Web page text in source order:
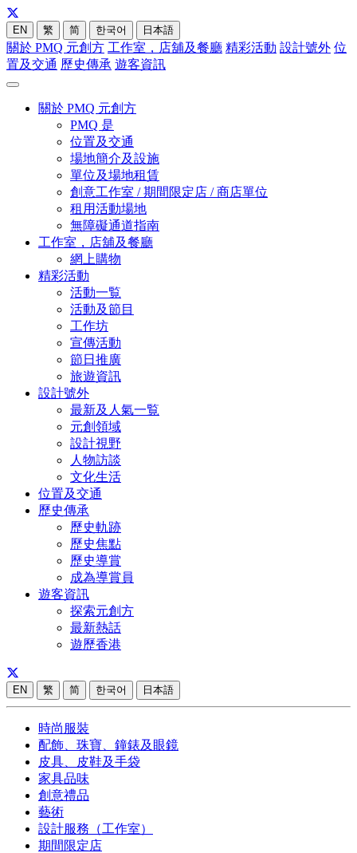
EN 繁 简 한국어 日本語
關於 PMQ 元創方 工作室，店舖及餐廳 精彩活動 設計號外 位
置及交通 歷史傳承 遊客資訊
關於 PMQ 元創方
PMQ 是
位置及交通
場地簡介及設施
單位及場地租賃
創意工作室 / 期間限定店 / 商店單位
租用活動場地
無障礙通道指南
工作室，店舖及餐廳
網上購物
精彩活動
活動一覧
活動及節目
工作坊
宣傳活動
節日推廣
旅遊資訊
設計號外
最新及人氣一覧
元創領域
設計視野
人物訪談
文化生活
位置及交通
歷史傳承
歷史軌跡
歷史焦點
歷史導賞
成為導賞員
遊客資訊
探索元創方
最新熱話
遊歷香港
EN 繁 简 한국어 日本語
時尚服裝
配飾、珠寶、鐘錶及眼鏡
皮具、皮鞋及手袋
家具品味
創意禮品
藝術
設計服務（工作室）
期間限定店